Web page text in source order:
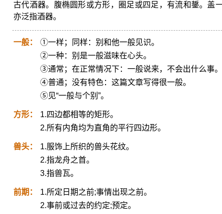
古代酒器。腹椭圆形或方形，圈足或四足，有流和鋬。盖
亦泛指酒器。
一般：
①一样；同样：别和他一般见识。
②一种：别是一般滋味在心头。
③通常；在正常情况下：一般说来，不会出什么事。
④普通；没有特色：这篇文章写得很一般。
⑤见“一般与个别”。
方形：
1.四边都相等的矩形。
2.所有内角均为直角的平行四边形。
兽头：
1.服饰上所织的兽头花纹。
2.指龙舟之首。
3.指兽瓦。
前期：
1.所定日期之前;事情出现之前。
2.事前或过去的约定;预定。